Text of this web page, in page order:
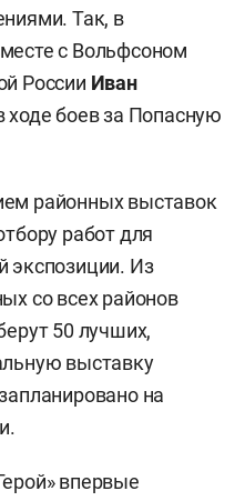
Так, в
с Вольфсоном
России Иван
ходе боев за Попасную
районных выставок
работ для
экспозиции. Из
со всех районов
50 лучших,
выставку
на
впервые